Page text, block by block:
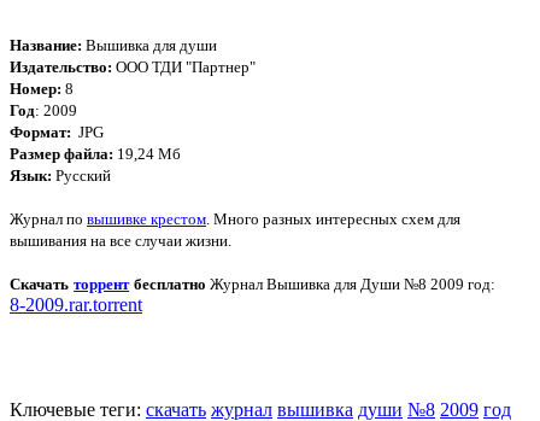
Название: Вышивка для души
Издательство: ООО ТДИ "Партнер"
Номер: 8
Год: 2009
Формат: JPG
Размер файла: 19,24 Мб
Язык: Русский
Журнал по вышивке крестом . Много разных интересных схем для
вышивания на все случаи жизни.
Скачать торрентбесплатно Журнал Вышивка для Души №8 2009 год:
8-2009.rar.torrent
Ключевые теги: скачать журнал вышивка души №8 2009 год